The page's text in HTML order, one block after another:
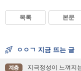
목록 본문
ㅇㅇㄱ 지금 뜨는 글
계층 지극정성이 느껴지